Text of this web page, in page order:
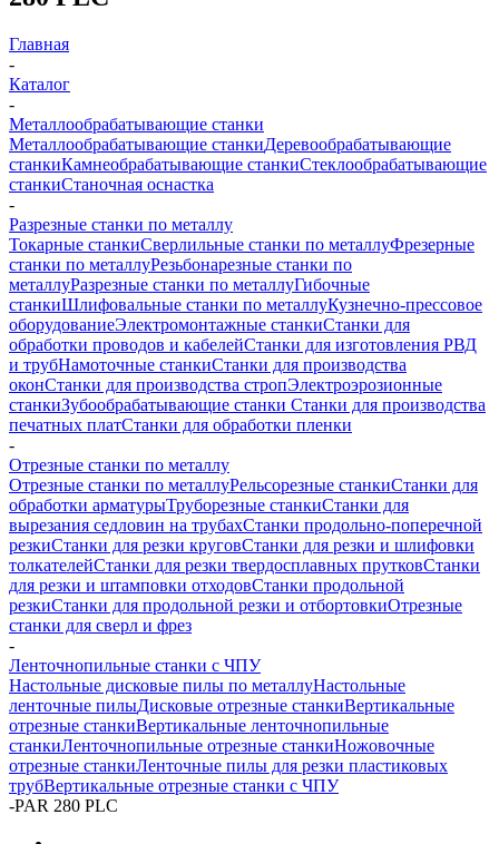
Главная
-
Каталог
-
Металлообрабатывающие станки
Металлообрабатывающие станкиДеревообрабатывающие
станкиКамнеобрабатывающие станкиСтеклообрабатывающие
станкиСтаночная оснастка
-
Разрезные станки по металлу
Токарные станкиСверлильные станки по металлуФрезерные
станки по металлуРезьбонарезные станки по
металлуРазрезные станки по металлуГибочные
станкиШлифовальные станки по металлуКузнечно-прессовое
оборудованиеЭлектромонтажные станкиСтанки для
обработки проводов и кабелейСтанки для изготовления РВД
и трубНамоточные станкиСтанки для производства
оконСтанки для производства стропЭлектроэрозионные
станкиЗубообрабатывающие станки Станки для производства
печатных платСтанки для обработки пленки
-
Отрезные станки по металлу
Отрезные станки по металлуРельсорезные станкиСтанки для
обработки арматурыТруборезные станкиСтанки для
вырезания седловин на трубаxСтанки продольно-поперечной
резкиСтанки для резки круговСтанки для резки и шлифовки
толкателейСтанки для резки твердосплавных прутковСтанки
для резки и штамповки отходовСтанки продольной
резкиСтанки для продольной резки и отбортовкиОтрезные
станки для сверл и фрез
-
Ленточнопильные станки с ЧПУ
Настольные дисковые пилы по металлуНастольные
ленточные пилыДисковые отрезные станкиВертикальные
отрезные станкиВертикальные ленточнопильные
станкиЛенточнопильные отрезные станкиНожовочные
отрезные станкиЛенточные пилы для резки пластиковых
трубВертикальные отрезные станки с ЧПУ
-PAR 280 PLC